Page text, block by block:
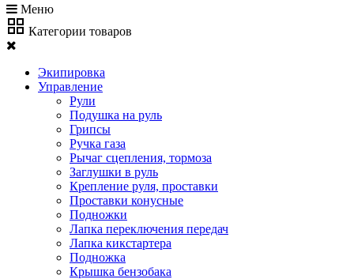
Меню
Категории товаров
Экипировка
Управление
Рули
Подушка на руль
Грипсы
Ручка газа
Рычаг сцепления, тормоза
Заглушки в руль
Крепление руля, проставки
Проставки конусные
Подножки
Лапка переключения передач
Лапка кикстартера
Подножка
Крышка бензобака